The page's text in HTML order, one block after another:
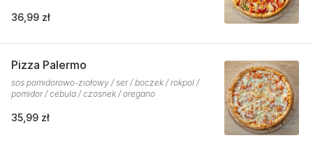
36,99 zł
Pizza Palermo
sos pomidorowo-ziołowy / ser / boczek / rokpol /
pomidor / cebula / czosnek / oregano
35,99 zł